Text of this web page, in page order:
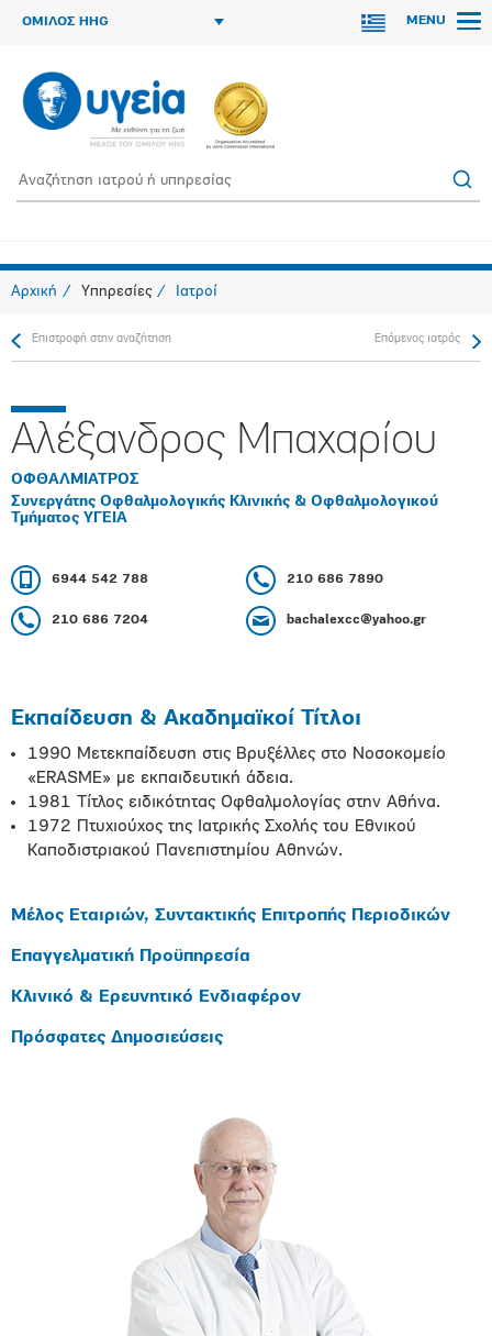
ΟΜΙΛΟΣ HHG MENU
Αρχική Υπηρεσίες Ιατροί
Επιστροφή στην αναζήτηση Επόμενος ιατρός
Αλέξανδρος Μπαχαρίου
ΟΦΘΑΛΜΙΑΤΡΟΣ
Συνεργάτης Οφθαλμολογικής Κλινικής & Οφθαλμολογικού
Τμήματος ΥΓΕΙΑ
6944 542 788 210 686 7890
210 686 7204 bachalexcc@yahoo.gr
Εκπαίδευση & Ακαδημαϊκοί Τίτλοι
1990 Μετεκπαίδευση στις Βρυξέλλες στο Νοσοκομείο
«ERASME» με εκπαιδευτική άδεια.
1981 Τίτλος ειδικότητας Οφθαλμολογίας στην Αθήνα.
1972 Πτυχιούχος της Ιατρικής Σχολής του Εθνικού
Καποδιστριακού Πανεπιστημίου Αθηνών.
Μέλος Εταιριών, Συντακτικής Επιτροπής Περιοδικών
Επαγγελματική Προϋπηρεσία
Κλινικό & Ερευνητικό Ενδιαφέρον
Πρόσφατες Δημοσιεύσεις